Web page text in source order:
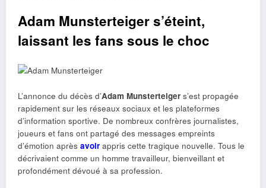
Adam Munsterteiger s’éteint,
laissant les fans sous le choc
L’annonce du décès d’Adam Munsterteiger s’est propagée
rapidement sur les réseaux sociaux et les plateformes
d’information sportive. De nombreux confrères journalistes,
joueurs et fans ont partagé des messages empreints
d’émotion après avoir appris cette tragique nouvelle. Tous le
décrivaient comme un homme travailleur, bienveillant et
profondément dévoué à sa profession.